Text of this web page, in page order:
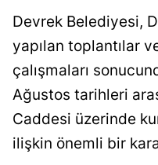
Devrek Belediyesi,
yapılan toplantılar
çalışmaları
Ağustos tarihleri
Caddesi üzerinde
ilişkin önemli bir